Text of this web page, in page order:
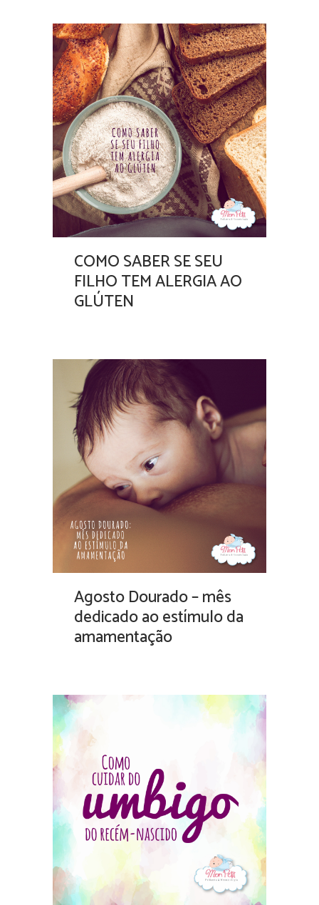
COMO SABER SE SEU
FILHO TEM ALERGIA AO
GLÚTEN
Agosto Dourado – mês
dedicado ao estímulo da
amamentação